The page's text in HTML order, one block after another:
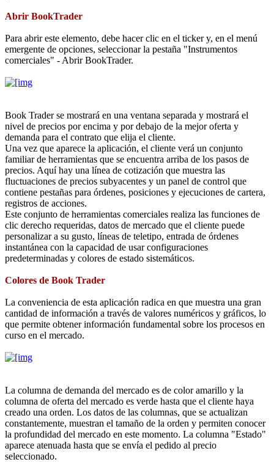
Abrir BookTrader
Para abrir este elemento, debe hacer clic en el ticker y, en el menú
emergente de opciones, seleccionar la pestaña "Instrumentos
comerciales" - Abrir BookTrader.
Book Trader se mostrará en una ventana separada y mostrará el
nivel de precios por encima y por debajo de la mejor oferta y
demanda para el contrato que elija el cliente.
Una vez que aparece la aplicación, el cliente verá un conjunto
familiar de herramientas que se encuentra arriba de los pasos de
precios. Aquí hay una línea de cotización que muestra las
fluctuaciones de precios subyacentes y un panel de control que
contiene pestañas para órdenes, posiciones y ejecuciones de cartera,
registros de acciones.
Este conjunto de herramientas comerciales realiza las funciones de
clic derecho requeridas, datos de mercado que el cliente puede
personalizar a su gusto, líneas de teletipo, entrada de órdenes
instantánea con la capacidad de usar configuraciones
predeterminadas y colores de estado sistemáticos.
Colores de Book Trader
La conveniencia de esta aplicación radica en que muestra una gran
cantidad de información a través de valores numéricos y gráficos, lo
que permite obtener información fundamental sobre los procesos en
curso en el mercado.
La columna de demanda del mercado es de color amarillo y la
columna de oferta del mercado es verde hasta que el cliente haya
creado una orden. Los datos de las columnas, que se actualizan
constantemente, muestran el tamaño de la orden y permiten conocer
la profundidad del mercado en este momento. La columna "Estado"
aparece atenuada hasta que se envía el pedido al precio
seleccionado.